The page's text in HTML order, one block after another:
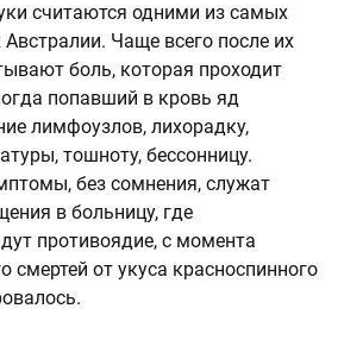
считаются одними из самых
Чаще всего после их
боль, которая проходит
попавший в кровь яд
лимфоузлов, лихорадку,
тошноту, бессонницу.
без сомнения, служат
в больницу, где
противоядие, с момента
смертей от укуса красноспинного